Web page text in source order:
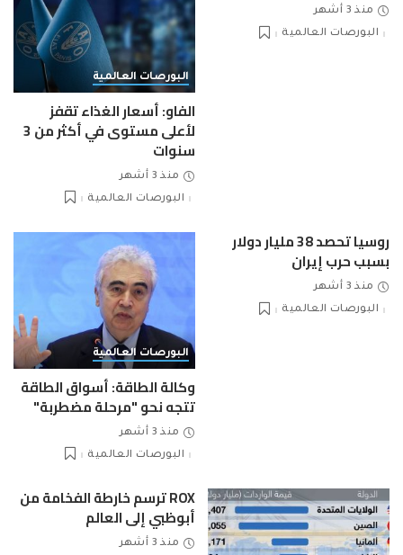
منذ 3 أشهر
البورصات العالمية
البورصات العالمية
الفاو: أسعار الغذاء تقفز
لأعلى مستوى في أكثر من 3
سنوات
منذ 3 أشهر
البورصات العالمية
روسيا تحصد 38 مليار دولار
بسبب حرب إيران
منذ 3 أشهر
البورصات العالمية
البورصات العالمية
وكالة الطاقة: أسواق الطاقة
تتجه نحو "مرحلة مضطربة"
منذ 3 أشهر
البورصات العالمية
ROX ترسم خارطة الفخامة من
أبوظبي إلى العالم
منذ 3 أشهر